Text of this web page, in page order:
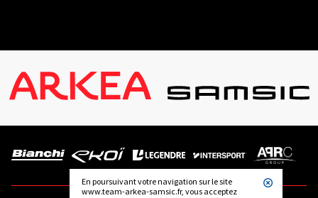
En poursuivant votre navigation sur le site
www.team-arkea-samsic.fr, vous acceptez